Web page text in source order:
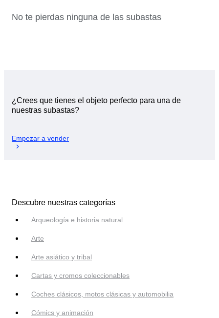
No te pierdas ninguna de las subastas
¿Crees que tienes el objeto perfecto para una de
nuestras subastas?
Empezar a vender
Descubre nuestras categorías
Arqueología e historia natural
Arte
Arte asiático y tribal
Cartas y cromos coleccionables
Coches clásicos, motos clásicas y automobilia
Cómics y animación